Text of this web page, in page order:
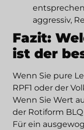
aggressiv,
Fazit:
ist der
Wenn Sie pure
RPF1 oder der
Wenn Sie Wert
der Rotiform
Für ein